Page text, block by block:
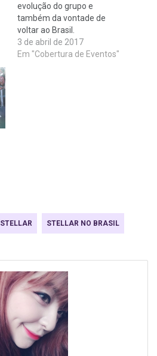
evolução do grupo e
também da vontade de
voltar ao Brasil.
3 de abril de 2017
Em "Cobertura de Eventos"
STELLAR STELLAR NO BRASIL